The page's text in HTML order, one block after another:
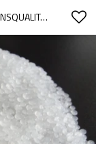
ZHEFLON®FL2606 – PVDF IN EXTRUSIONSQUALITÄT | COPOLYMER, GEEIGNET ZUM EXTRUDIEREN VON ROHREN, STANGEN UND PLATTEN PVDF